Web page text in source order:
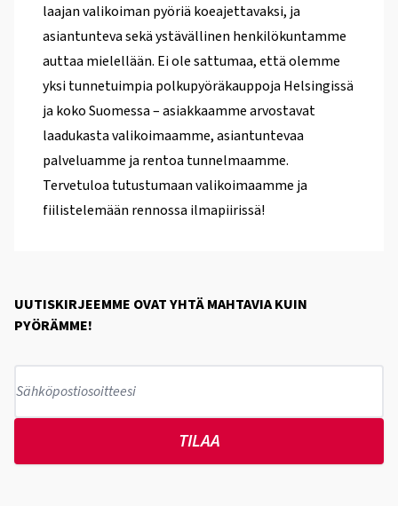
laajan valikoiman pyöriä koeajettavaksi, ja
asiantunteva sekä ystävällinen henkilökuntamme
auttaa mielellään. Ei ole sattumaa, että olemme
yksi tunnetuimpia polkupyöräkauppoja Helsingissä
ja koko Suomessa – asiakkaamme arvostavat
laadukasta valikoimaamme, asiantuntevaa
palveluamme ja rentoa tunnelmaamme.
Tervetuloa tutustumaan valikoimaamme ja
fiilistelemään rennossa ilmapiirissä!
UUTISKIRJEEMME OVAT YHTÄ MAHTAVIA KUIN
PYÖRÄMME!
TILAA